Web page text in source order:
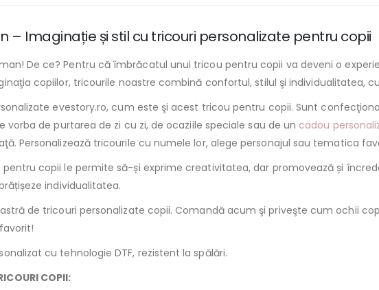
– Imaginație și stil cu tricouri personalizate pentru copii
De ce? Pentru că îmbrăcatul unui tricou pentru copii va deveni o
copiilor, tricourile noastre combină confortul, stilul şi individualitatea,
evestory.ro, cum este şi acest tricou pentru copii. Sunt
vorba de purtarea de zi cu zi, de ocaziile speciale sau de un cadou
Personalizează tricourile cu numele lor, alege personajul sau tematica
copii le permite să-și exprime creativitatea, dar promovează și
individualitatea.
de tricouri personalizate copii. Comandă acum şi priveşte cum ochii
cu tehnologie DTF, rezistent la spălări.
COPII: